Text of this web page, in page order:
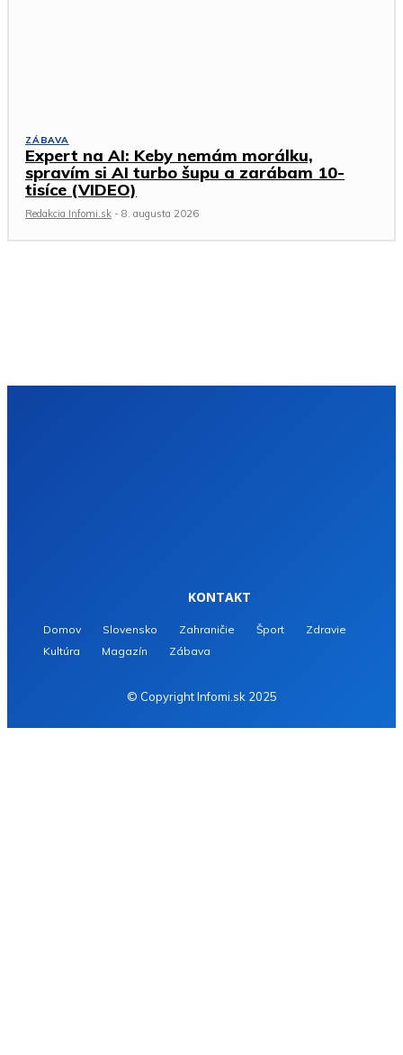
ZÁBAVA
Expert na AI: Keby nemám morálku,
spravím si AI turbo šupu a zarábam 10-
tisíce (VIDEO)
Redakcia Infomi.sk - 8. augusta 2026
KONTAKT
Domov Slovensko Zahraničie Šport
Zdravie
Kultúra
Magazín Zábava
© Copyright Infomi.sk 2025